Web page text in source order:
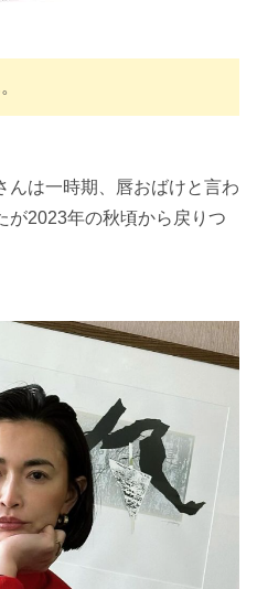
んは一時期、唇おばけと言わ
が2023年の秋頃から戻りつ